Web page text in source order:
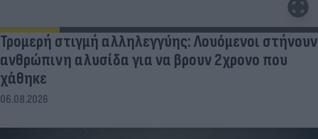
Τρομερή στιγμή αλληλεγγύης: Λουόμενοι στήνουν
ανθρώπινη αλυσίδα για να βρουν 2χρονο που
χάθηκε
06.08.2026